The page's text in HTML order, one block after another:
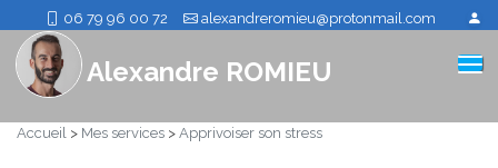
06 79 96 00 72 alexandreromieu@protonmail.com
Alexandre ROMIEU
Accueil > Mes services > Apprivoiser son stress